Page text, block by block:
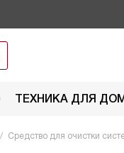
ТЕХНИКА ДЛЯ
Средство для очистки